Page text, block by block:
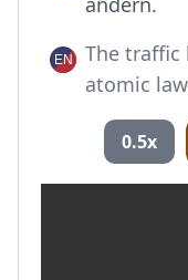
The
atomic
0.5x